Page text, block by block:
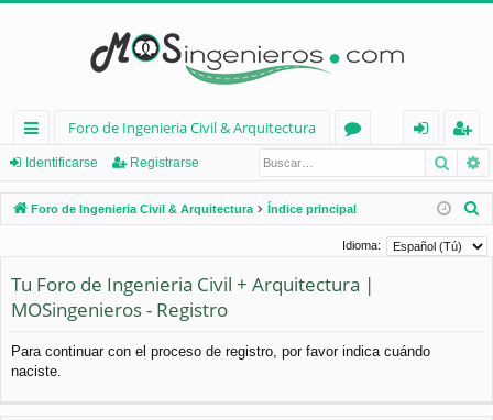
nl
ac
es
pi
os
Foro de Ingenieria Civil & Arquitectura
os
nt
ifi
eg
ist
ra
Identificarse Registrarse
Foro de Ingenieria Civil & Arquitectura Índice principal
s
Idioma:
Tu Foro de Ingenieria Civil + Arquitectura |
MOSingenieros - Registro
Para continuar con el proceso de registro, por favor indica cuándo
naciste.